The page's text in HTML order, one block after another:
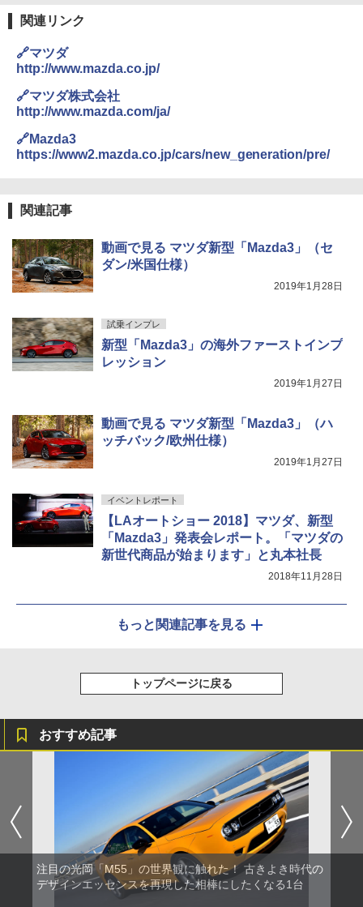
関連リンク
🔗マツダ
http://www.mazda.co.jp/
🔗マツダ株式会社
http://www.mazda.com/ja/
🔗Mazda3
https://www2.mazda.co.jp/cars/new_generation/pre/
関連記事
動画で見る マツダ新型「Mazda3」（セ
ダン/米国仕様）
2019年1月28日
試乗インプレ
新型「Mazda3」の海外ファーストインプ
レッション
2019年1月27日
動画で見る マツダ新型「Mazda3」（ハ
ッチバック/欧州仕様）
2019年1月27日
イベントレポート
【LAオートショー 2018】マツダ、新型
「Mazda3」発表会レポート。「マツダの
新世代商品が始まります」と丸本社長
2018年11月28日
もっと関連記事を見る
トップページに戻る
おすすめ記事
注目の光岡「M55」の世界観に触れた！ 古きよき時代の
デザインエッセンスを再現した相棒にしたくなる1台